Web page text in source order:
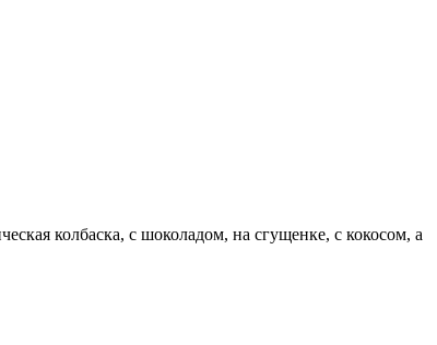
колбаска, с шоколадом, на сгущенке, с кокосом, а